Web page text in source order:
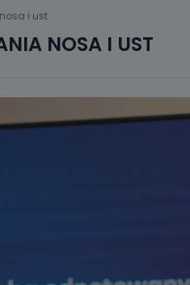
i ust
NOSA I UST